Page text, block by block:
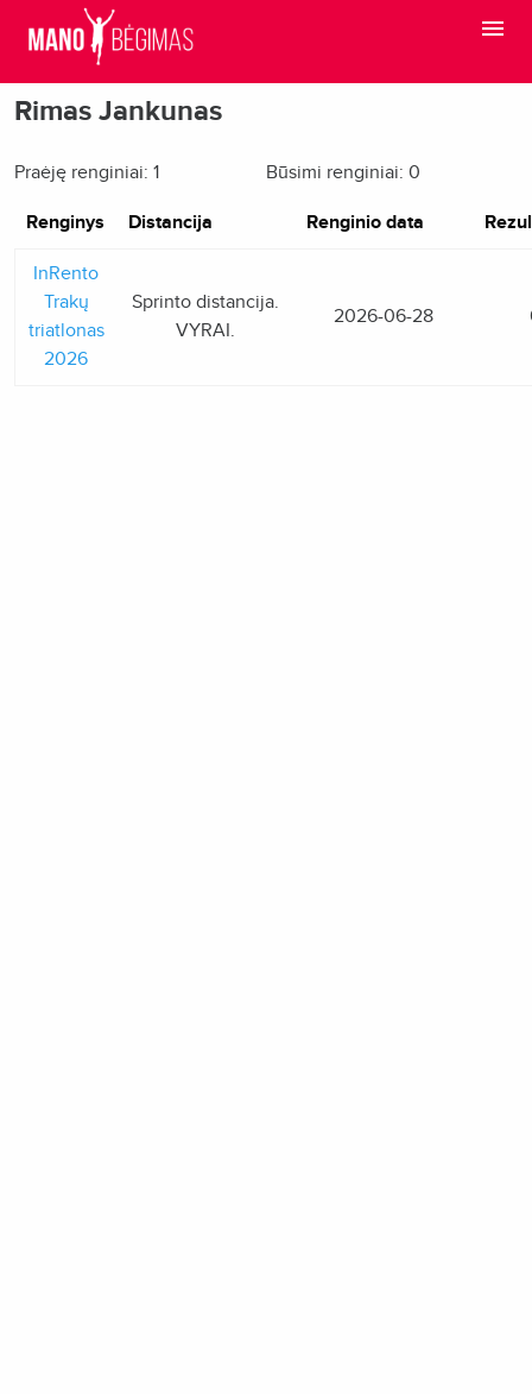
Rimas Jankunas
Praėję renginiai: 1 Būsimi renginiai: 0
Renginys Distancija Renginio data
InRento
Trakų
triatlonas
2026
Sprinto distancija.
VYRAI.
2026-06-28